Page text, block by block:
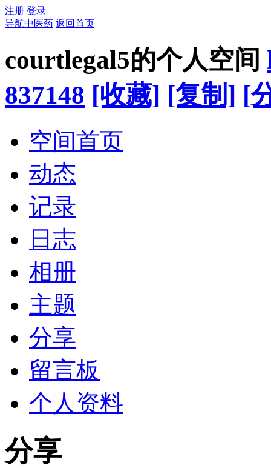
注册 登录
导航中医药 返回首页
courtlegal5的个人空间
837148 [收藏] [复制] [
空间首页
动态
记录
日志
相册
主题
分享
留言板
个人资料
分享